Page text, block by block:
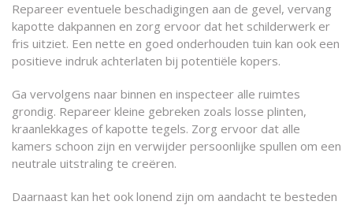
Repareer eventuele beschadigingen aan de gevel, vervang
kapotte dakpannen en zorg ervoor dat het schilderwerk er
fris uitziet. Een nette en goed onderhouden tuin kan ook een
positieve indruk achterlaten bij potentiële kopers.
Ga vervolgens naar binnen en inspecteer alle ruimtes
grondig. Repareer kleine gebreken zoals losse plinten,
kraanlekkages of kapotte tegels. Zorg ervoor dat alle
kamers schoon zijn en verwijder persoonlijke spullen om een
neutrale uitstraling te creëren.
Daarnaast kan het ook lonend zijn om aandacht te besteden